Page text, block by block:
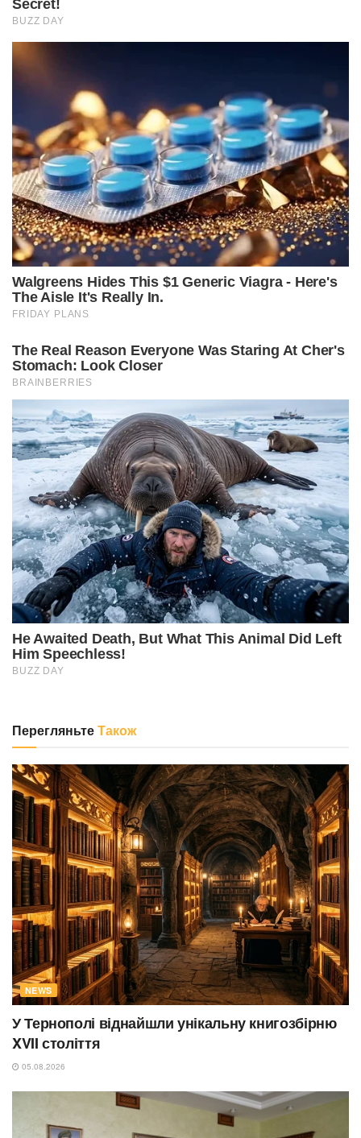
ПерегляньтеТакож
NEWS
У Тернополі віднайшли унікальну книгозбірню
XVII століття
05.08.2026